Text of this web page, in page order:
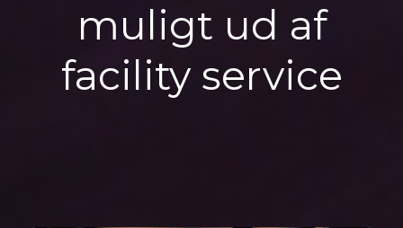
muligt ud af
facility service